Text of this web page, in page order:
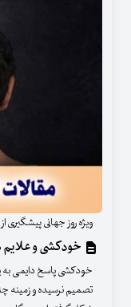
ویژه روز جهانی پیشگیری
خودکشی و علایم
خودکشی پاسخ دایمی به
تصمیم نرسیده و زمینه